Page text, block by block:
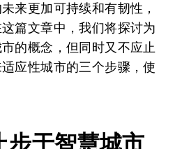
来更加可持续和有韧性，
篇文章中，我们将探讨为
的概念，但同时又不应止
应性城市的三个步骤，使
步于智慧城市